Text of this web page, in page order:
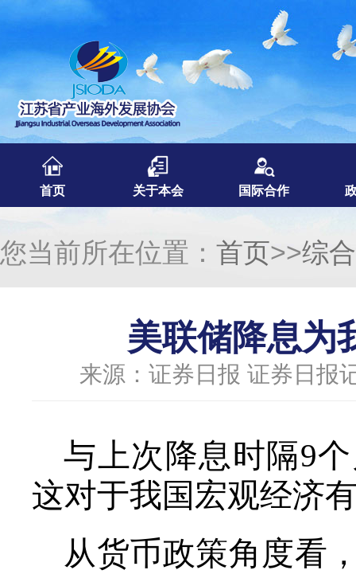
首页 关于本会 国际合作
您当前所在位置： 首页>>综
美联储降息为
来源：证券日报 证券日报
与上次降息时隔9
这对于我国宏观经济
从货币政策角度看